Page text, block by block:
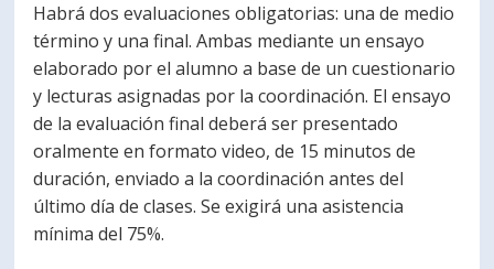
Habrá dos evaluaciones obligatorias: una de medio
término y una final. Ambas mediante un ensayo
elaborado por el alumno a base de un cuestionario
y lecturas asignadas por la coordinación. El ensayo
de la evaluación final deberá ser presentado
oralmente en formato video, de 15 minutos de
duración, enviado a la coordinación antes del
último día de clases. Se exigirá una asistencia
mínima del 75%.